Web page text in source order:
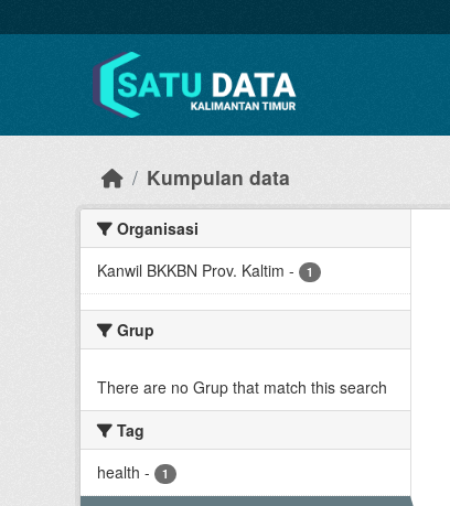
Kumpulan data
Organisasi
Kanwil BKKBN Prov. Kaltim - 1
Grup
There are no Grup that match this search
Tag
health - 1